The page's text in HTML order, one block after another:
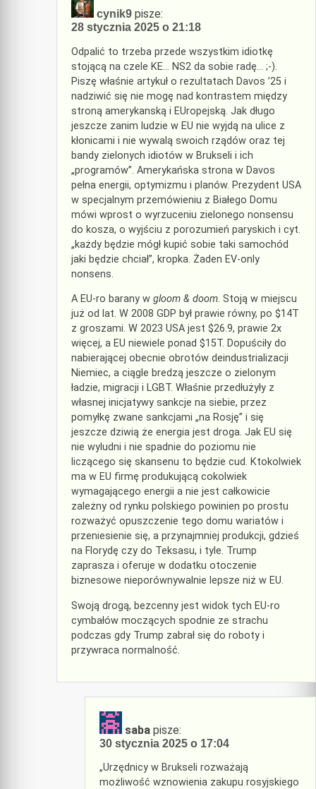
cynik9 pisze:
28 stycznia 2025 o 21:18
Odpalić to trzeba przede wszystkim idiotkę
stojącą na czele KE… NS2 da sobie radę… ;-).
Piszę właśnie artykuł o rezultatach Davos ’25 i
nadziwić się nie mogę nad kontrastem między
stroną amerykanską i EUropejską. Jak długo
jeszcze zanim ludzie w EU nie wyjdą na ulice z
kłonicami i nie wywalą swoich rządów oraz tej
bandy zielonych idiotów w Brukseli i ich
„programów”. Amerykańska strona w Davos
pełna energii, optymizmu i planów. Prezydent USA
w specjalnym przemówieniu z Białego Domu
mówi wprost o wyrzuceniu zielonego nonsensu
do kosza, o wyjściu z porozumień paryskich i cyt.
„każdy będzie mógł kupić sobie taki samochód
jaki będzie chciał”, kropka. Żaden EV-only
nonsens.
A EU-ro barany w gloom & doom. Stoją w miejscu
już od lat. W 2008 GDP był prawie równy, po $14T
z groszami. W 2023 USA jest $26.9, prawie 2x
więcej, a EU niewiele ponad $15T. Dopuściły do
nabierającej obecnie obrotów deindustrializacji
Niemiec, a ciągle bredzą jeszcze o zielonym
ładzie, migracji i LGBT. Właśnie przedłużyły z
własnej inicjatywy sankcje na siebie, przez
pomyłkę zwane sankcjami „na Rosję” i się
jeszcze dziwią że energia jest droga. Jak EU się
nie wyludni i nie spadnie do poziomu nie
liczącego się skansenu to będzie cud. Ktokolwiek
ma w EU firmę produkującą cokolwiek
wymagającego energii a nie jest całkowicie
zależny od rynku polskiego powinien po prostu
rozważyć opuszczenie tego domu wariatów i
przeniesienie się, a przynajmniej produkcji, gdzieś
na Florydę czy do Teksasu, i tyle. Trump
zaprasza i oferuje w dodatku otoczenie
biznesowe nieporównywalnie lepsze niż w EU.
Swoją drogą, bezcenny jest widok tych EU-ro
cymbałów moczących spodnie ze strachu
podczas gdy Trump zabrał się do roboty i
przywraca normalność.
saba pisze:
30 stycznia 2025 o 17:04
„Urzędnicy w Brukseli rozważają
możliwość wznowienia zakupu rosyjskiego